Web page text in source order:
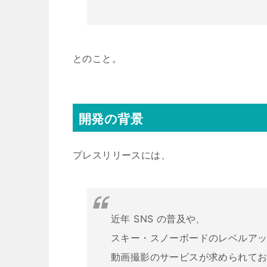
とのこと。
開発の背景
プレスリリースには、
近年 SNS の普及や、
スキー・スノーボードのレベルア
動画撮影のサービスが求められてお